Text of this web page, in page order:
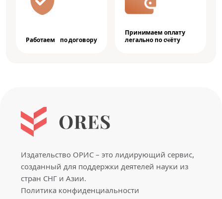
Работаем по договору
Принимаем оплату
легально по счёту
Издательство ОРИС – это лидирующий сервис,
созданный для поддержки деятелей науки из
стран СНГ и Азии.
Политика конфиденциальности